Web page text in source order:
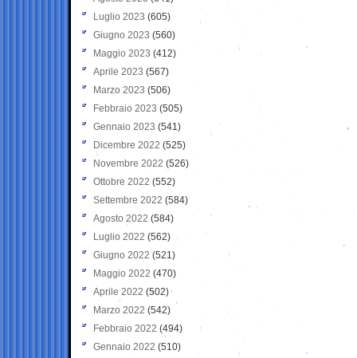
Luglio 2023 (605)
Giugno 2023 (560)
Maggio 2023 (412)
Aprile 2023 (567)
Marzo 2023 (506)
Febbraio 2023 (505)
Gennaio 2023 (541)
Dicembre 2022 (525)
Novembre 2022 (526)
Ottobre 2022 (552)
Settembre 2022 (584)
Agosto 2022 (584)
Luglio 2022 (562)
Giugno 2022 (521)
Maggio 2022 (470)
Aprile 2022 (502)
Marzo 2022 (542)
Febbraio 2022 (494)
Gennaio 2022 (510)